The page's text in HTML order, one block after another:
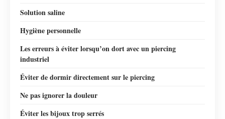
Solution saline
Hygiène personnelle
Les erreurs à éviter lorsqu’on dort avec un piercing
industriel
Éviter de dormir directement sur le piercing
Ne pas ignorer la douleur
Éviter les bijoux trop serrés